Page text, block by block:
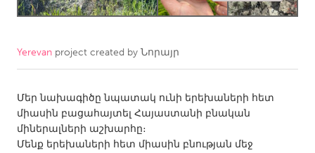
Amherstburg
Kingston
Newmarket
Ottawa
South Shore
Toronto
Yerevan project created by Նորայր
Մեր նախագիծը նպատակ ունի երեխաների հետ
միասին բացահայտել Հայաստանի բնական
միներալների աշխարհը։
Մենք երեխաների հետ միասին բնության մեջ